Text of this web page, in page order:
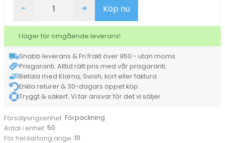
Amabilia
Kraftig
Diamond
Svart
M
mängd
- + Köp nu
I lager för omgående leverans!
Snabb leverans & Fri frakt över 950:- utan moms.
Prisgaranti. Alltid rätt pris med vår prisgaranti.
Betala med Klarna, Swish, kort eller faktura.
Enkla returer & 30-dagars öppet köp.
Tryggt & säkert. Vi tar ansvar för det vi säljer.
Försäljningsenhet Förpackning
Antal i enhet 50
För hel kartong ange 10